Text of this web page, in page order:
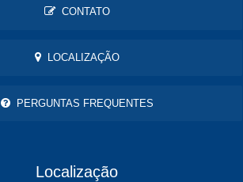
CONTATO
LOCALIZAÇÃO
PERGUNTAS FREQUENTES
Localização